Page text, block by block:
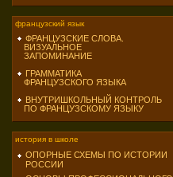
французский язык
ФРАНЦУЗСКИЕ СЛОВА.
ВИЗУАЛЬНОЕ
ЗАПОМИНАНИЕ
ГРАММАТИКА
ФРАНЦУЗСКОГО ЯЗЫКА
ВНУТРИШКОЛЬНЫЙ КОНТРОЛЬ
ПО ФРАНЦУЗСКОМУ ЯЗЫКУ
история в школе
ОПОРНЫЕ СХЕМЫ ПО ИСТОРИИ
РОССИИ